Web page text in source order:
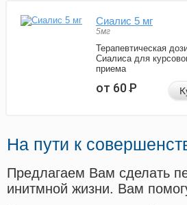
Сиалис 5 мг
5мг
Терапевтическая
Сиалиса для
приема
от 60Р
На пути к
Предлагаем Вам сделать
инитмной жизни. Вам